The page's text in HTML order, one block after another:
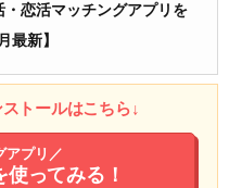
恋活マッチングアプリを
最新】
トールはこちら↓
アプリ／
使ってみる！